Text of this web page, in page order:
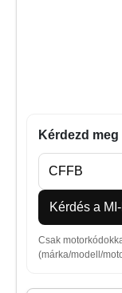
Kérdezd
Kérdés a
Csak
(márka/modell/